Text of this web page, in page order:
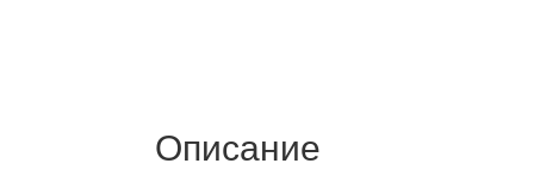
Описание